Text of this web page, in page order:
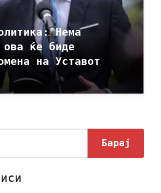
Нема
ова ќе биде
на Уставот
Барај